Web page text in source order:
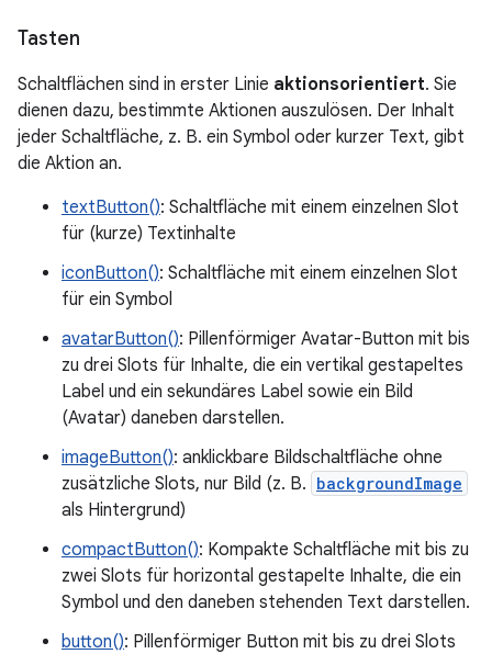
Tasten
Schaltflächen sind in erster Linie aktionsorientiert. Sie
dienen dazu, bestimmte Aktionen auszulösen. Der Inhalt
jeder Schaltfläche, z. B. ein Symbol oder kurzer Text, gibt
die Aktion an.
textButton(): Schaltfläche mit einem einzelnen Slot
für (kurze) Textinhalte
iconButton(): Schaltfläche mit einem einzelnen Slot
für ein Symbol
avatarButton(): Pillenförmiger Avatar-Button mit bis
zu drei Slots für Inhalte, die ein vertikal gestapeltes
Label und ein sekundäres Label sowie ein Bild
(Avatar) daneben darstellen.
imageButton(): anklickbare Bildschaltfläche ohne
zusätzliche Slots, nur Bild (z. B. backgroundImage
als Hintergrund)
compactButton(): Kompakte Schaltfläche mit bis zu
zwei Slots für horizontal gestapelte Inhalte, die ein
Symbol und den daneben stehenden Text darstellen.
button(): Pillenförmiger Button mit bis zu drei Slots